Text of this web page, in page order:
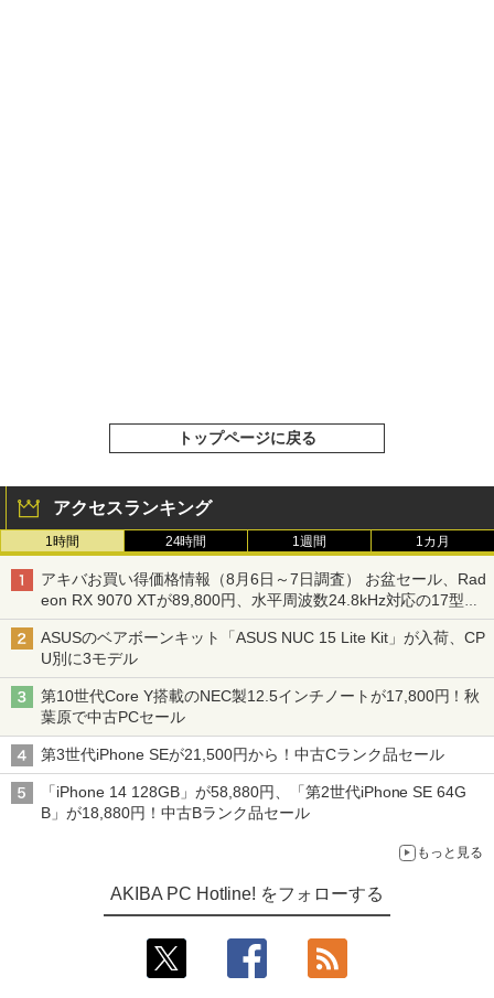
トップページに戻る
アクセスランキング
1時間 24時間 1週間 1カ月
アキバお買い得価格情報（8月6日～7日調査） お盆セール、Rad
eon RX 9070 XTが89,800円、水平周波数24.8kHz対応の17型モ
ニターが9,801円、暑さ指数連動セール ほか
ASUSのベアボーンキット「ASUS NUC 15 Lite Kit」が入荷、CP
U別に3モデル
第10世代Core Y搭載のNEC製12.5インチノートが17,800円！秋
葉原で中古PCセール
第3世代iPhone SEが21,500円から！中古Cランク品セール
「iPhone 14 128GB」が58,880円、「第2世代iPhone SE 64G
B」が18,880円！中古Bランク品セール
もっと見る
AKIBA PC Hotline! をフォローする